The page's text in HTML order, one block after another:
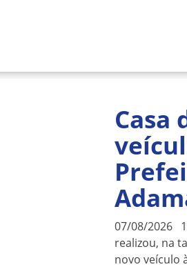
Casa
07/08/2026
realizou, na
novo veículo